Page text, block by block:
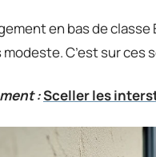
en bas de
C’est sur ces
:Sceller les